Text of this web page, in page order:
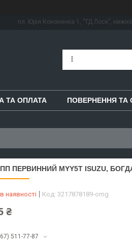
пл. Юрія Кононенка 1, "ТД Лоск",
ТА ОПЛАТА ПОВЕРНЕННЯ ТА
ПЕРВИННИЙ MYY5T ISUZU,
наявності Код: 3217878189-omg
₴
511-77-87